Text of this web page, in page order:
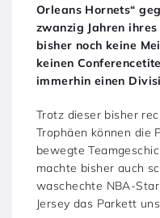
Orleans Hornets“
zwanzig Jahren
bisher noch keine
keinen
immerhin einen
Trotz dieser bisher
Trophäen können die
bewegte
machte bisher auch
waschechte NBA-
Jersey das Parkett